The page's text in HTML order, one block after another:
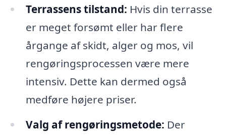
Terrassens tilstand: Hvis din terrasse
er meget forsømt eller har flere
årgange af skidt, alger og mos, vil
rengøringsprocessen være mere
intensiv. Dette kan dermed også
medføre højere priser.
Valg af rengøringsmetode: Der